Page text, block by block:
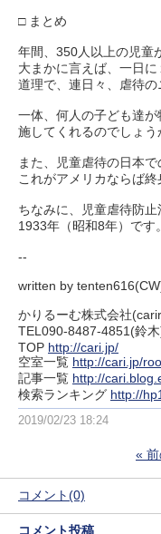
□ まとめ
年間、350人以上の児童
大まかに言えば、一日に
道理で、連日々、虐待の
一体、何人の子ども達
施してくれるのでしょう
また、児童虐待の日本
これがアメリカならば終
ちなみに、児童虐待防
1933年（昭和8年）です。
--
written by
かりるーむ株式会社
TEL090-8487-4851(鈴
TOP http://cari.jp/
空室一覧 http://cari.jp/
記事一覧 http://
検索ランキング http://
2019/02/23 18:24
«
コメント(0)
コメント投稿